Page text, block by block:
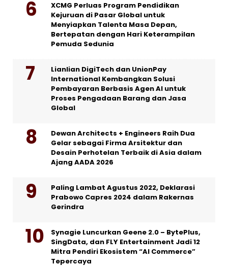
XCMG Perluas Program Pendidikan
Kejuruan di Pasar Global untuk
Menyiapkan Talenta Masa Depan,
Bertepatan dengan Hari Keterampilan
Pemuda Sedunia
Lianlian DigiTech dan UnionPay
International Kembangkan Solusi
Pembayaran Berbasis Agen AI untuk
Proses Pengadaan Barang dan Jasa
Global
Dewan Architects + Engineers Raih Dua
Gelar sebagai Firma Arsitektur dan
Desain Perhotelan Terbaik di Asia dalam
Ajang AADA 2026
Paling Lambat Agustus 2022, Deklarasi
Prabowo Capres 2024 dalam Rakernas
Gerindra
Synagie Luncurkan Geene 2.0 – BytePlus,
SingData, dan FLY Entertainment Jadi 12
Mitra Pendiri Ekosistem “AI Commerce”
Tepercaya